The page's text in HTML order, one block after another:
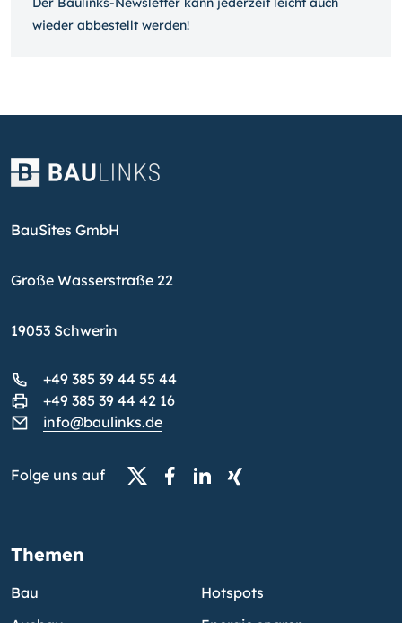
wieder ab­bestellt werden!
BauSites GmbH
Große Wasserstraße 22
19053 Schwerin
+49 385 39 44 55 44
+49 385 39 44 42 16
info@baulinks.de
Folge uns auf
Themen
Bau
Hotspots